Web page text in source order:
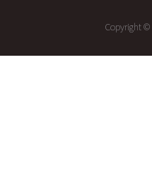
Copyright ©